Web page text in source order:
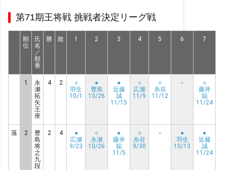
第71期王将戦 挑戦者決定リーグ戦
順
位
氏
名
／
順
番
勝 敗 1 2 3 4 5 6 7
1
永
瀬
拓
矢
王
座
4 2
○
羽生
10/1
●
豊島
10/26
●
近藤
誠
11/15
○
広瀬
11/9
○
糸谷
11/12
-
○
藤井
聡
11/24
落 2
豊
島
将
之
九
段
2 4
●
広瀬
9/23
○
永瀬
10/26
●
藤井
聡
11/5
○
糸谷
9/30
-
●
羽生
10/13
●
近藤
誠
11/24